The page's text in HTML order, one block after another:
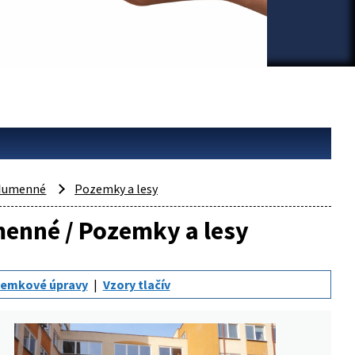
Pozemky a lesy
/ Pozemky a lesy
úpravy Vzory tlačív